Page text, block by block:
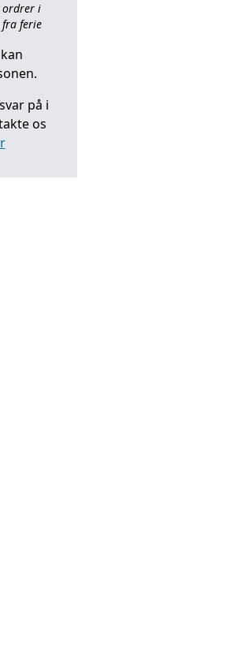
ordrer i
ferie
på i
os